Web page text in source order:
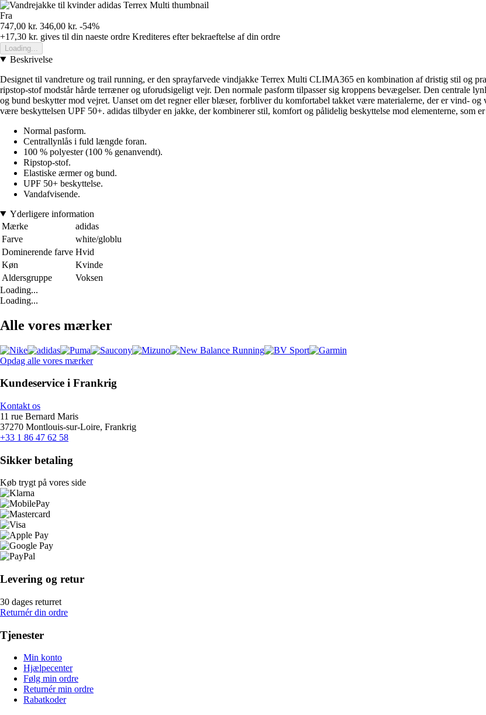
Fra
747,00 kr. 346,00 kr. -54%
+17,30 kr. gives til din naeste ordre Krediteres efter bekraeftelse af din ordre
Loading...
Beskrivelse
Designet til vandreture og trail running, er den sprayfarvede vindjakke Terrex Multi CLIMA365 en kombination af dristig stil og
ripstop-stof modstår hårde terræner og uforudsigeligt vejr. Den normale pasform tilpasser sig kroppens bevægelser. Den centrale
og bund beskytter mod vejret. Uanset om det regner eller blæser, forbliver du komfortabel takket være materialerne, der er vind-
være beskyttelsen UPF 50+. adidas tilbyder en jakke, der kombinerer stil, komfort og pålidelig beskyttelse mod elementerne, som
Normal pasform.
Centrallynlås i fuld længde foran.
100 % polyester (100 % genanvendt).
Ripstop-stof.
Elastiske ærmer og bund.
UPF 50+ beskyttelse.
Vandafvisende.
Yderligere information
Mærke
adidas
Farve
white/globlu
Dominerende farve Hvid
Køn
Kvinde
Aldersgruppe
Voksen
Loading...
Loading...
Alle vores mærker
Opdag alle vores mærker
Kundeservice i Frankrig
Kontakt os
11 rue Bernard Maris
37270 Montlouis-sur-Loire, Frankrig
+33 1 86 47 62 58
Sikker betaling
Køb trygt på vores side
Levering og retur
30 dages returret
Returnér din ordre
Tjenester
Min konto
Hjælpecenter
Følg min ordre
Returnér min ordre
Rabatkoder